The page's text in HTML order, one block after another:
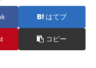
はてブ
コピー